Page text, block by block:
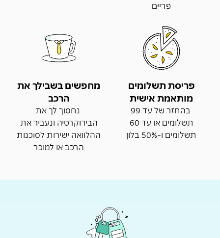
פריים
פריסת תשלומים
מותאמת אישית
בהחזר של עד 99
תשלומים או עד 60
תשלומים ו-50% בלון
מחפשים בשבילך את
הרכב
נחסוך לך את
הבירוקרטיה ונעביר את
ההלוואה ישירות לסוכנות
הרכב או למוכר